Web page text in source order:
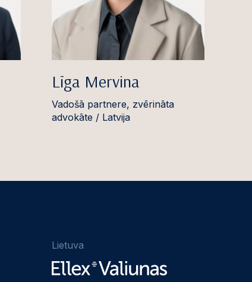
Līga Mervina
Vadošā partnere, zvērināta
advokāte / Latvija
Lietuva